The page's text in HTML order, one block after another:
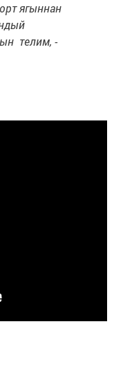
ягыннан
телим, -